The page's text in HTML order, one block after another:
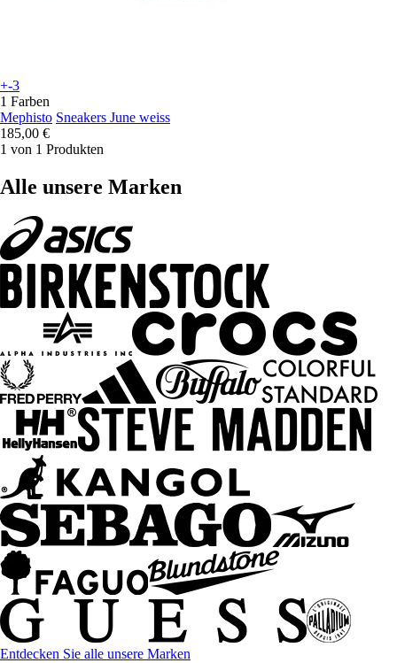
+-3
1 Farben
Mephisto Sneakers June weiss
185,00 €
1 von 1 Produkten
Alle unsere Marken
Entdecken Sie alle unsere Marken